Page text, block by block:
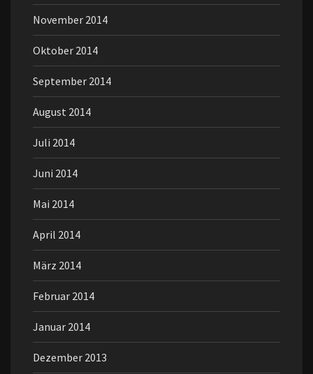
November 2014
Oktober 2014
September 2014
August 2014
Juli 2014
Juni 2014
Mai 2014
April 2014
März 2014
Februar 2014
Januar 2014
Dezember 2013